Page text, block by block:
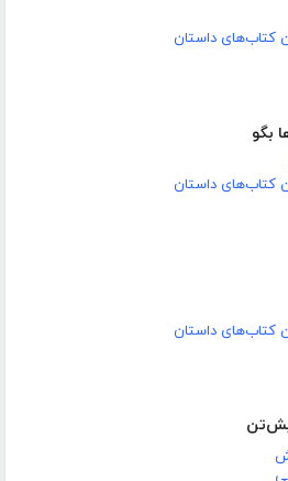
کتاب‌های داستان
بگو
کتاب‌های داستان
کتاب‌های داستان